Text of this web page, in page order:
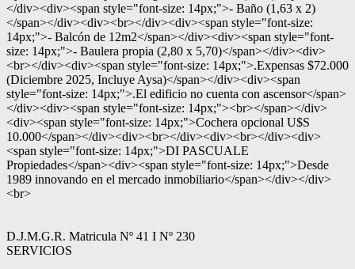
</div><div><span style="font-size: 14px;">- Baño (1,63 x 2)
</span></div><div><br></div><div><span style="font-size:
14px;">- Balcón de 12m2</span></div><div><span style="font-
size: 14px;">- Baulera propia (2,80 x 5,70)</span></div><div>
<br></div><div><span style="font-size: 14px;">.Expensas $72.000
(Diciembre 2025, Incluye Aysa)</span></div><div><span
style="font-size: 14px;">.El edificio no cuenta con ascensor</span>
</div><div><span style="font-size: 14px;"><br></span></div>
<div><span style="font-size: 14px;">Cochera opcional U$S
10.000</span></div><div><br></div><div><br></div><div>
<span style="font-size: 14px;">DI PASCUALE
Propiedades</span><div><span style="font-size: 14px;">Desde
1989 innovando en el mercado inmobiliario</span></div></div>
<br>
D.J.M.G.R. Matricula Nº 41 I Nº 230
SERVICIOS